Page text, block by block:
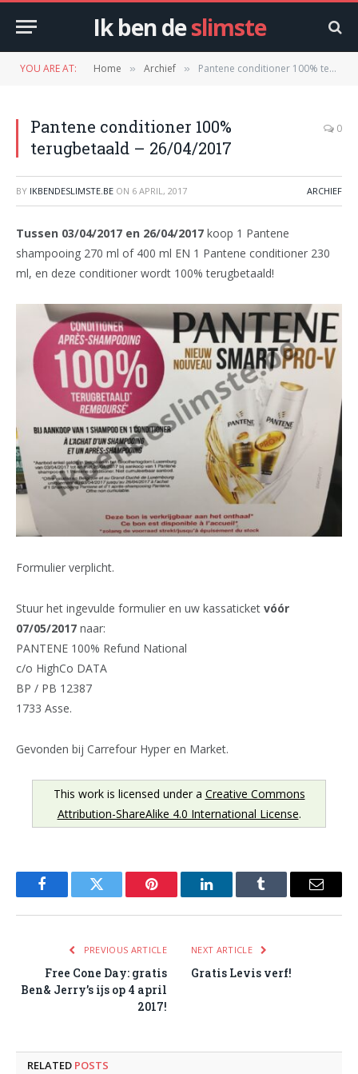
Ik ben deslimste
YOU ARE AT: Home » Archief » Pantene conditioner 100% terugbetaald – 26/04/2017
Pantene conditioner 100%
terugbetaald – 26/04/2017
0
BY IKBENDESLIMSTE.BE ON 6 APRIL, 2017 ARCHIEF
Tussen 03/04/2017 en 26/04/2017 koop 1 Pantene
shampooing 270 ml of 400 ml EN 1 Pantene conditioner 230
ml, en deze conditioner wordt 100% terugbetaald!
Formulier verplicht.
Stuur het ingevulde formulier en uw kassaticket vóór
07/05/2017 naar:
PANTENE 100% Refund National
c/o HighCo DATA
BP / PB 12387
1733 Asse.
Gevonden bij Carrefour Hyper en Market.
This work is licensed under a Creative Commons
Attribution-ShareAlike 4.0 International License.
FacebookTwitter Pinterest LinkedInTumblr Email
PREVIOUS ARTICLE
Free Cone Day: gratis
Ben& Jerry’s ijs op 4 april
2017!
NEXT ARTICLE
Gratis Levis verf!
RELATED POSTS